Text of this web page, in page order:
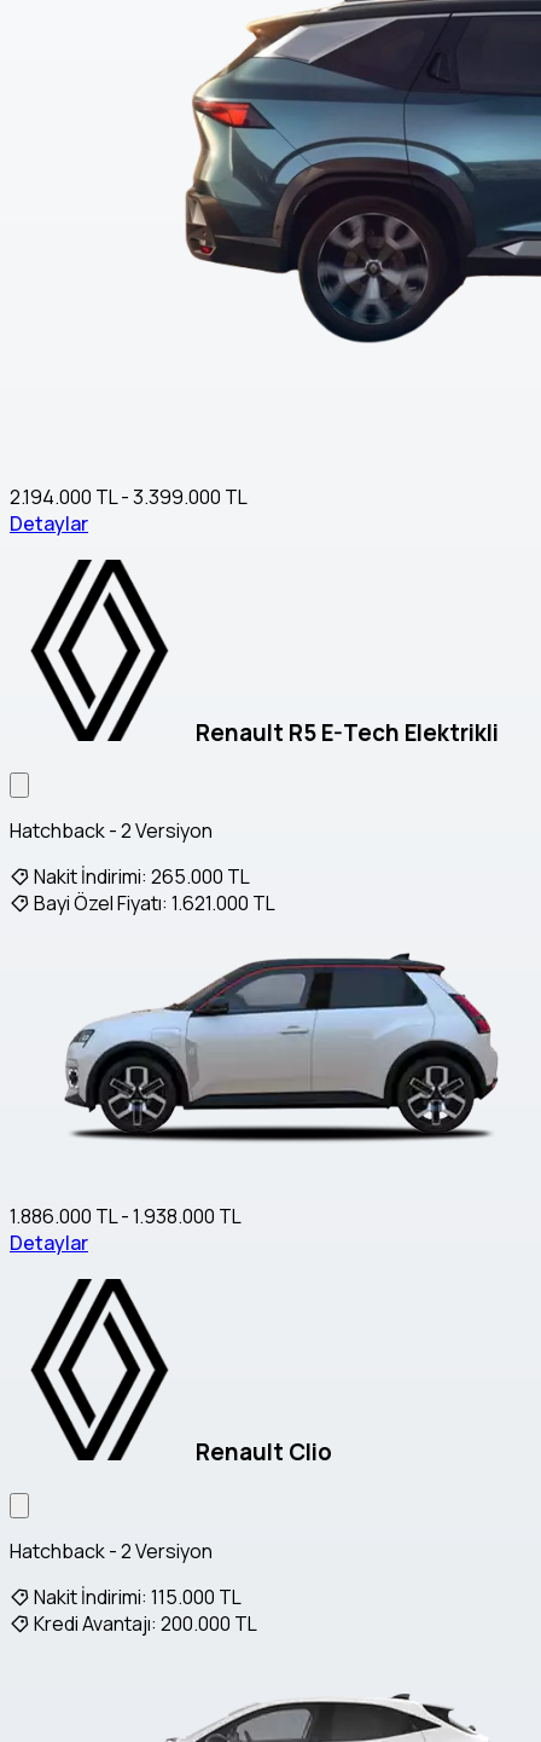
2.194.000 TL - 3.399.000 TL
Detaylar
Renault R5 E-Tech Elektrikli
Hatchback - 2 Versiyon
Nakit İndirimi: 265.000 TL
Bayi Özel Fiyatı: 1.621.000 TL
1.886.000 TL - 1.938.000 TL
Detaylar
Renault Clio
Hatchback - 2 Versiyon
Nakit İndirimi: 115.000 TL
Kredi Avantajı: 200.000 TL